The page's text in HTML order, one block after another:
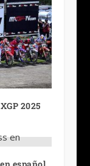
2025